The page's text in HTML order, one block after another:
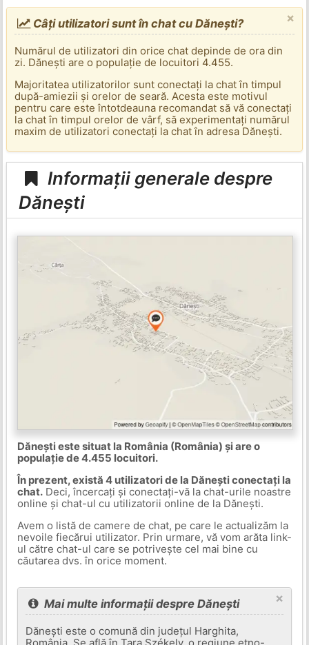
×
Câți utilizatori sunt în chat cu Dănești?
Numărul de utilizatori din orice chat depinde de ora din
zi. Dănești are o populație de locuitori 4.455.
Majoritatea utilizatorilor sunt conectați la chat în timpul
după-amiezii și orelor de seară. Acesta este motivul
pentru care este întotdeauna recomandat să vă conectați
la chat în timpul orelor de vârf, să experimentați numărul
maxim de utilizatori conectați la chat în adresa Dănești.
Informații generale despre
Dănești
Dănești este situat la România (România) și are o
populație de 4.455 locuitori.
În prezent, există 4 utilizatori de la Dănești conectați la
chat.Deci, încercați și conectați-vă la chat-urile noastre
online și chat-ul cu utilizatorii online de la Dănești.
Avem o listă de camere de chat, pe care le actualizăm la
nevoile fiecărui utilizator. Prin urmare, vă vom arăta link-
ul către chat-ul care se potrivește cel mai bine cu
căutarea dvs. în orice moment.
×
Mai multe informații despre Dănești
Dănești este o comună din județul Harghita,